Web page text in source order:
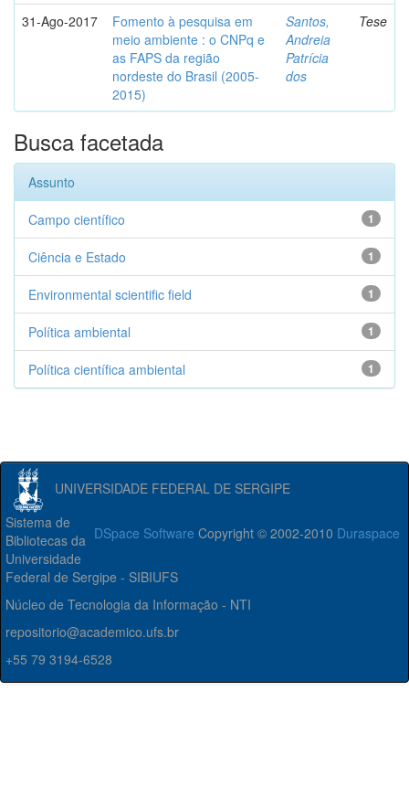
31-Ago-2017
Fomento à pesquisa em
meio ambiente : o CNPq e
as FAPS da região
nordeste do Brasil (2005-
2015)
Santos,
Andreia
Patrícia
dos
Tese
Busca facetada
Assunto
1
Campo científico
1
Ciência e Estado
1
Environmental scientific field
1
Política ambiental
1
Política científica ambiental
UNIVERSIDADE FEDERAL DE SERGIPE
DSpace Software Copyright © 2002-2010 Duraspace
Sistema de
Bibliotecas da
Universidade
Federal de Sergipe - SIBIUFS
Núcleo de Tecnologia da Informação - NTI
repositorio@academico.ufs.br
+55 79 3194-6528